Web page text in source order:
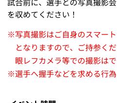
を収めてください！
※写真撮影はご自身のスマー
となりますので、ご持参く
眼レフカメラ等での撮影はで
※選手へ握手などを求める行